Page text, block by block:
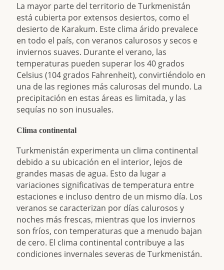
La mayor parte del territorio de Turkmenistán
está cubierta por extensos desiertos, como el
desierto de Karakum. Este clima árido prevalece
en todo el país, con veranos calurosos y secos e
inviernos suaves. Durante el verano, las
temperaturas pueden superar los 40 grados
Celsius (104 grados Fahrenheit), convirtiéndolo en
una de las regiones más calurosas del mundo. La
precipitación en estas áreas es limitada, y las
sequías no son inusuales.
Clima continental
Turkmenistán experimenta un clima continental
debido a su ubicación en el interior, lejos de
grandes masas de agua. Esto da lugar a
variaciones significativas de temperatura entre
estaciones e incluso dentro de un mismo día. Los
veranos se caracterizan por días calurosos y
noches más frescas, mientras que los inviernos
son fríos, con temperaturas que a menudo bajan
de cero. El clima continental contribuye a las
condiciones invernales severas de Turkmenistán.